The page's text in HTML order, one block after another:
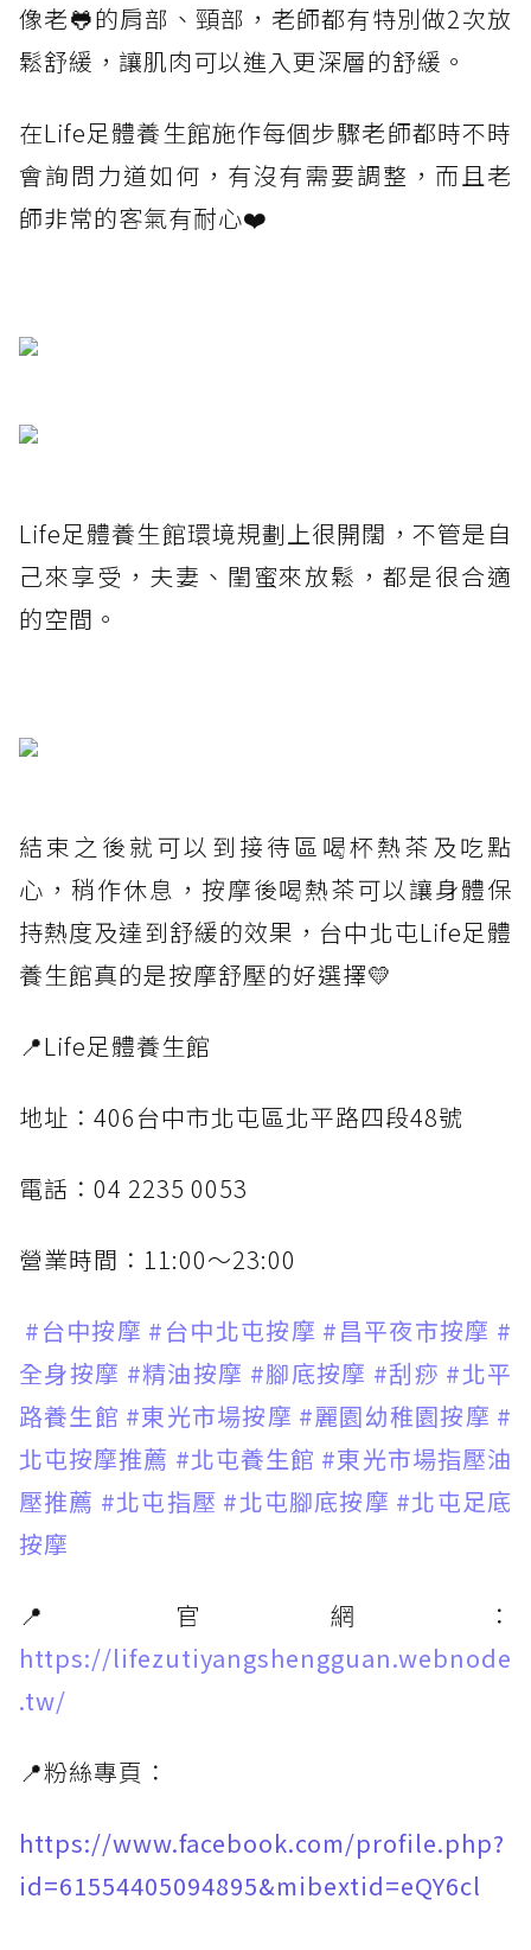
像老🐸的肩部、頸部，老師都有特別做2次放
鬆舒緩，讓肌肉可以進入更深層的舒緩。
在Life足體養生館施作每個步驟老師都時不時
會詢問力道如何，有沒有需要調整，而且老
師非常的客氣有耐心❤️
Life足體養生館環境規劃上很開闊，不管是自
己來享受，夫妻、閨蜜來放鬆，都是很合適
的空間。
結束之後就可以到接待區喝杯熱茶及吃點
心，稍作休息，按摩後喝熱茶可以讓身體保
持熱度及達到舒緩的效果，台中北屯Life足體
養生館真的是按摩舒壓的好選擇💛
📍Life足體養生館
地址：406台中市北屯區北平路四段48號
電話：04 2235 0053
營業時間：11:00～23:00
#台中按摩 #台中北屯按摩 #昌平夜市按摩 #
全身按摩 #精油按摩 #腳底按摩 #刮痧 #北平
路養生館 #東光市場按摩 #麗園幼稚園按摩 #
北屯按摩推薦 #北屯養生館 #東光市場指壓油
壓推薦 #北屯指壓 #北屯腳底按摩 #北屯足底
按摩
📍官網：
https://lifezutiyangshengguan.webnode
.tw/
📍粉絲專頁：
https://www.facebook.com/profile.php?
id=61554405094895&mibextid=eQY6cl